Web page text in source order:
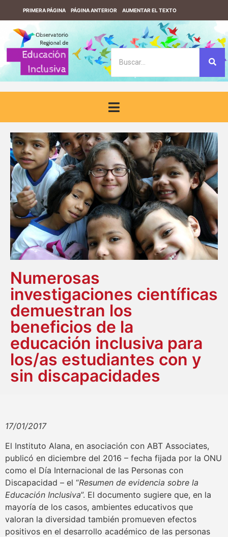
PRIMERA PÁGINA PÁGINA ANTERIOR AUMENTAR EL TEXTO
REDUCIR EL TEXTO VERSIÓN SIN CONTRASTE
DESCARGUE EL LECTOR DE PANTALLA F123
Numerosas
investigaciones científicas
demuestran los
beneficios de la
educación inclusiva para
los/as estudiantes con y
sin discapacidades
17/01/2017
El Instituto Alana, en asociación con ABT Associates,
publicó en diciembre del 2016 – fecha fijada por la ONU
como el Día Internacional de las Personas con
Discapacidad – el “Resumen de evidencia sobre la
Educación Inclusiva”. El documento sugiere que, en la
mayoría de los casos, ambientes educativos que
valoran la diversidad también promueven efectos
positivos en el desarrollo académico de las personas